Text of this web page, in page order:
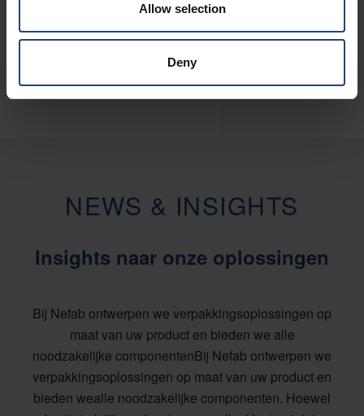
Allow selection
Deny
statische afschermingen en
dissapatief schuim om
NEWS & INSIGHTS
Insights naar onze oplossingen
Bij Nefab ontwerpen we verpakkingsoplossingen op
maat van uw product en bieden we alle
noodzakelijke componentenBij Nefab ontwerpen we
verpakkingsoplossingen op maat van uw product en
bieden wealle noodzakelijke componenten. Hoewel